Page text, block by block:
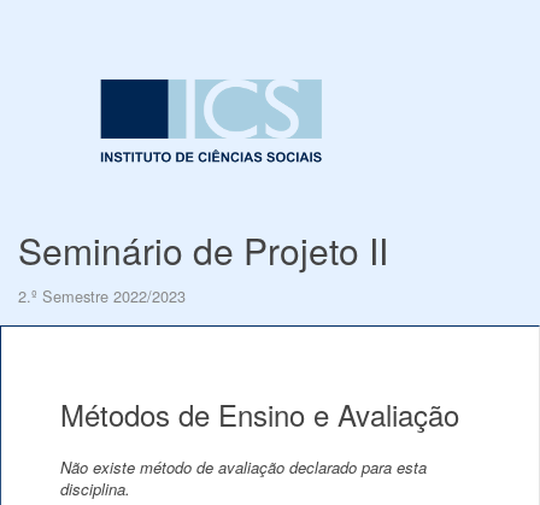
Seminário de Projeto II
2.º Semestre 2022/2023
Métodos de Ensino e Avaliação
Não existe método de avaliação declarado para esta
disciplina.